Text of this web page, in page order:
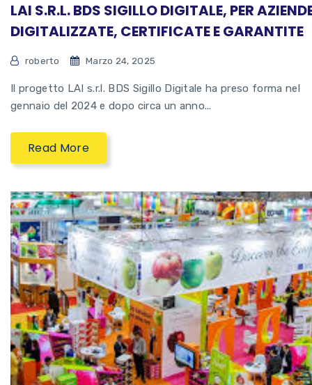
LAI S.R.L. BDS SIGILLO DIGITALE, PER
DIGITALIZZATE, CERTIFICATE E GARANTITE
roberto Marzo 24, 2025
Il progetto LAI s.r.l. BDS Sigillo Digitale ha preso forma nel
gennaio del 2024 e dopo circa un anno...
Read More